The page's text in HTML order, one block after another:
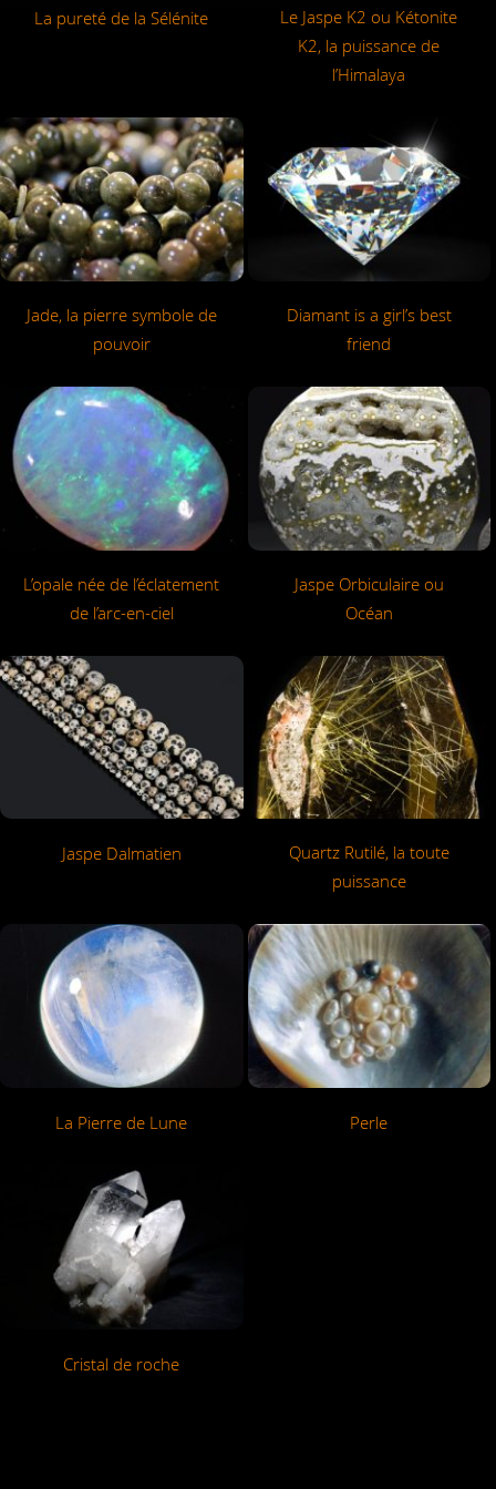
La pureté de la Sélénite
Le Jaspe K2 ou Kétonite
K2, la puissance de
l’Himalaya
Jade, la pierre symbole de
pouvoir
Diamant is a girl’s best
friend
L’opale née de l’éclatement
de l’arc-en-ciel
Jaspe Orbiculaire ou
Océan
Jaspe Dalmatien
Quartz Rutilé, la toute
puissance
La Pierre de Lune Perle
Cristal de roche